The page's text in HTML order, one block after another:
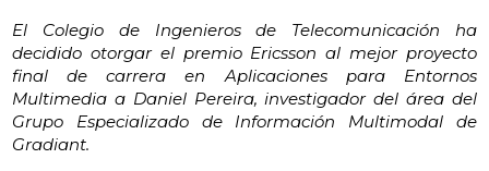
El Colegio de Ingenieros de Telecomunicación ha
decidido otorgar el premio Ericsson al mejor proyecto
final de carrera en Aplicaciones para Entornos
Multimedia a Daniel Pereira, investigador del área del
Grupo Especializado de Información Multimodal de
Gradiant.